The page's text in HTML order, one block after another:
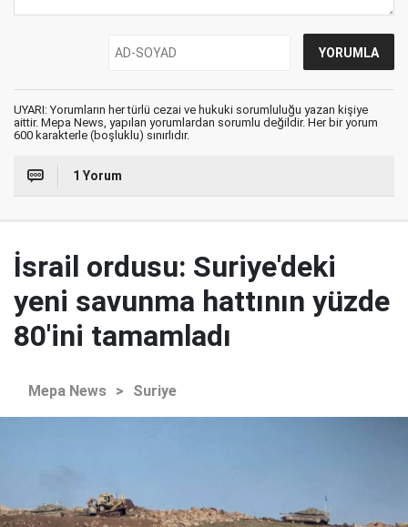
UYARI: Yorumların her türlü cezai ve hukuki sorumluluğu yazan kişiye
aittir. Mepa News, yapılan yorumlardan sorumlu değildir. Her bir yorum
600 karakterle (boşluklu) sınırlıdır.
1 Yorum
İsrail ordusu: Suriye'deki
yeni savunma hattının yüzde
80'ini tamamladı
Mepa News > Suriye